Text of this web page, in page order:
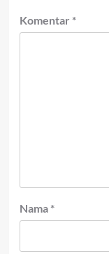
Komentar *
Nama *